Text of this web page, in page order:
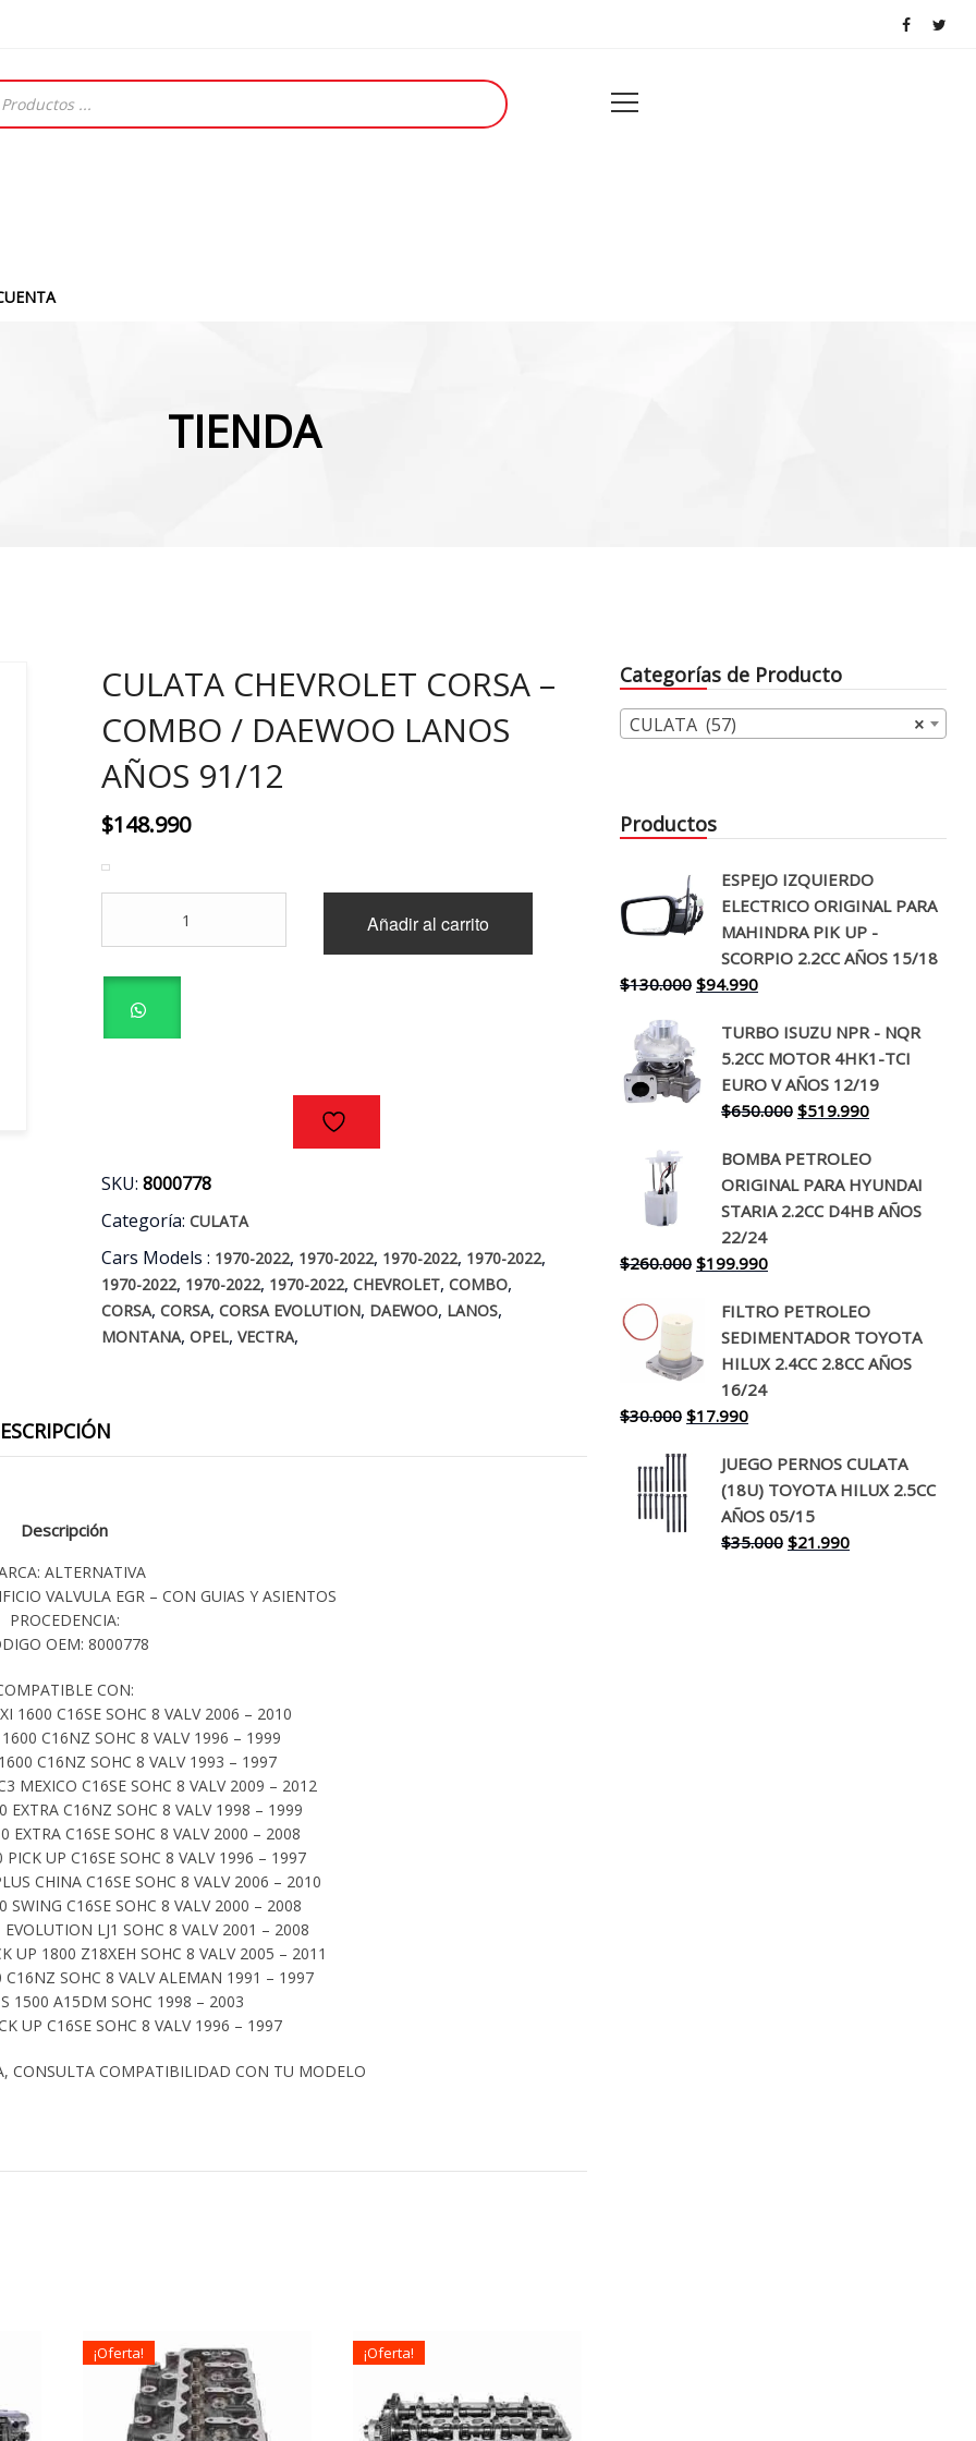
TIENDA
CULATA CHEVROLET CORSA –
COMBO / DAEWOO LANOS
AÑOS 91/12
$148.990
CHEVROLET
CORSA
-
DAEWOO
Añadir al carrito
SKU:8000778
Categoría:CULATA
Cars Models : 1970-2022, 1970-2022, 1970-2022, 1970-2022,
1970-2022, 1970-2022, 1970-2022,CHEVROLET,COMBO,
CORSA,CORSA,CORSA EVOLUTION, DAEWOO, LANOS,
MONTANA,OPEL,VECTRA,
Descripción
ALTERNATIVA
VALVULA EGR – CON GUIAS Y ASIENTOS
PROCEDENCIA:
OEM: 8000778
CON:
1600 C16SE SOHC 8 VALV 2006 – 2010
C16NZ SOHC 8 VALV 1996 – 1999
C16NZ SOHC 8 VALV 1993 – 1997
MEXICO C16SE SOHC 8 VALV 2009 – 2012
EXTRA C16NZ SOHC 8 VALV 1998 – 1999
EXTRA C16SE SOHC 8 VALV 2000 – 2008
PICK UP C16SE SOHC 8 VALV 1996 – 1997
CHINA C16SE SOHC 8 VALV 2006 – 2010
SWING C16SE SOHC 8 VALV 2000 – 2008
LJ1 SOHC 8 VALV 2001 – 2008
UP 1800 Z18XEH SOHC 8 VALV 2005 – 2011
C16NZ SOHC 8 VALV ALEMAN 1991 – 1997
1500 A15DM SOHC 1998 – 2003
UP C16SE SOHC 8 VALV 1996 – 1997
CONSULTA COMPATIBILIDAD CON TU MODELO
¡Oferta! ¡Oferta!
Categorías de Producto
×
CULATA (57)
Productos
ESPEJO IZQUIERDO
ELECTRICO ORIGINAL PARA
MAHINDRA PIK UP -
SCORPIO 2.2CC AÑOS 15/18
$130.000 El
original
era:
$130.000.
$94.990El
actual
es:
$94.990.
TURBO ISUZU NPR - NQR
5.2CC MOTOR 4HK1-TCI
EURO V AÑOS 12/19
$650.000 El
original
era:
$650.000.
$519.990El
actual
es:
$519.990.
BOMBA PETROLEO
ORIGINAL PARA HYUNDAI
STARIA 2.2CC D4HB AÑOS
22/24
$260.000 El
original
era:
$260.000.
$199.990El
actual
es:
$199.990.
FILTRO PETROLEO
SEDIMENTADOR TOYOTA
HILUX 2.4CC 2.8CC AÑOS
16/24
$30.000 El
original
era:
$30.000.
$17.990El
actual
es:
$17.990.
JUEGO PERNOS CULATA
(18U) TOYOTA HILUX 2.5CC
AÑOS 05/15
$35.000 El
$21.990El